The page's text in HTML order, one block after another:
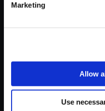
Marketing
Allow
Use